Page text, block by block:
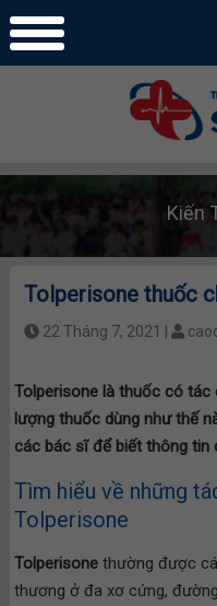
Kiến
Tolperisone thuốc
22 Tháng 7, 2021 |
Tolperisone là thuốc có tác
lượng thuốc dùng như thế
các bác sĩ để biết thông tin
Tìm hiểu về những
Tolperisone
Tolperisone thường được
thương ở đa xơ cứng,